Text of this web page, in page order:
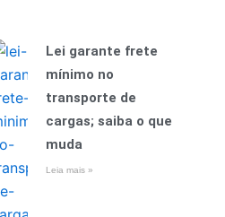
Lei garante frete
mínimo no
transporte de
cargas; saiba o que
muda
Leia mais »